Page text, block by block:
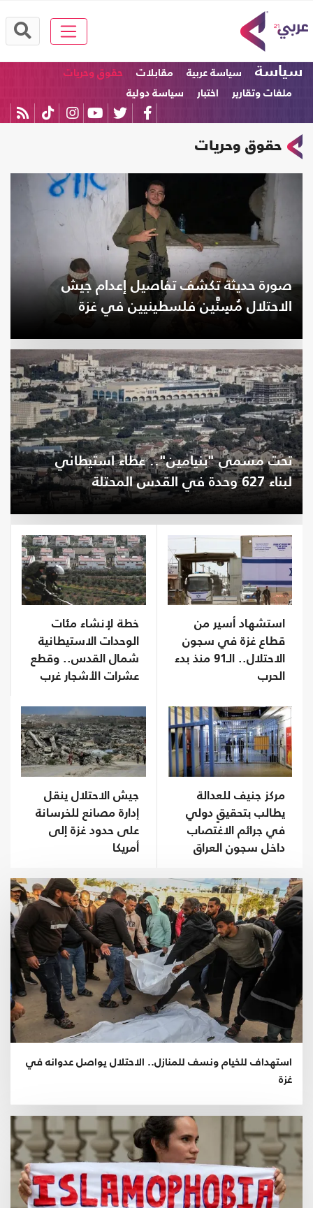
سياسة سياسة عربية مقابلات
حقوق وحريات
ملفات وتقارير
اختبار سياسة دولية
حقوق وحريات
صورة حديثة تكشف تفاصيل إعدام جيش
الاحتلال مُسِنَّين فلسطينيين في غزة
تحت مسمى "بنيامين".. عطاء استيطاني
لبناء 627 وحدة في القدس المحتلة
استشهاد أسير من
قطاع غزة في سجون
الاحتلال.. الـ91 منذ بدء
الحرب
خطة لإنشاء مئات
الوحدات الاستيطانية
شمال القدس.. وقطع
عشرات الأشجار غرب
مركز جنيف للعدالة
يطالب بتحقيقٍ دولي
في جرائم الاغتصاب
داخل سجون العراق
جيش الاحتلال ينقل
إدارة مصانع للخرسانة
على حدود غزة إلى
أمريكا
استهداف للخيام ونسف للمنازل.. الاحتلال يواصل عدوانه في
غزة